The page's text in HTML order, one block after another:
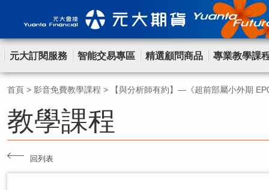
元大訂閱服務 智能交易專區 精選顧問商品 專業教學課
首頁 > 影音免費教學課程 > 【與分析師有約】—《超前部屬小外期
教學課程
回列表